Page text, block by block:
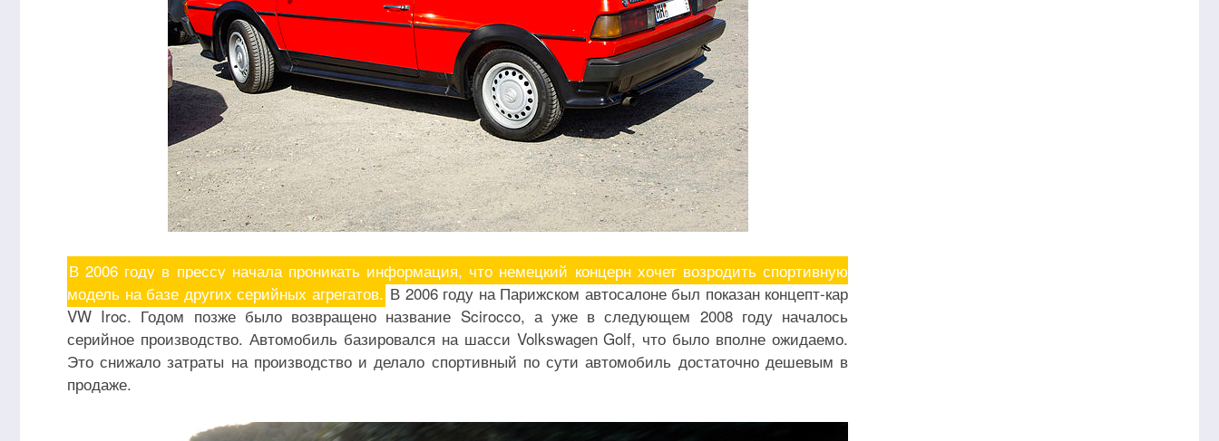
В 2006 году в прессу начала проникать информация, что немецкий концерн хочет возродить спортивную
модель на базе других серийных агрегатов. В 2006 году на Парижском автосалоне был показан концепт-кар
VW Iroc. Годом позже было возвращено название Scirocco, а уже в следующем 2008 году началось
серийное производство. Автомобиль базировался на шасси Volkswagen Golf, что было вполне ожидаемо.
Это снижало затраты на производство и делало спортивный по сути автомобиль достаточно дешевым в
продаже.